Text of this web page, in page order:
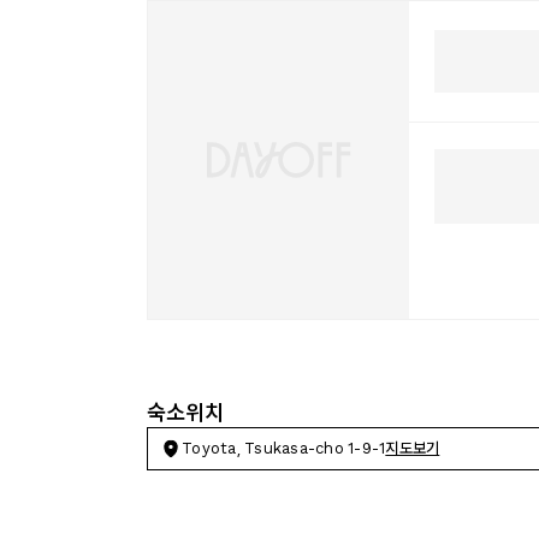
숙소위치
Toyota, Tsukasa-cho 1-9-1지도보기